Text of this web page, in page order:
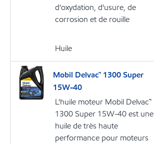
d'oxydation, d'usure, de
corrosion et de rouille
Huile
Mobil Delvac™ 1300 Super
15W-40
L'huile moteur Mobil Delvac™
1300 Super 15W-40 est une
huile de très haute
performance pour moteurs